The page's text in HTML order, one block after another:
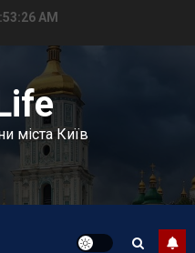
AM
міста Київ